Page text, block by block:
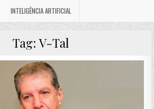
INTELIGÊNCIA ARTIFICIAL
Tag: V-Tal